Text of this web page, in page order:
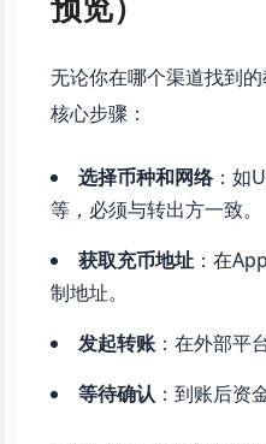
无论你在哪个渠道找到
核心步骤：
选择币种和网络：如
等，必须与转出方一致。
获取充币地址 ：在
制地址。
发起转账 ：在外部平
等待确认 ：到账后资